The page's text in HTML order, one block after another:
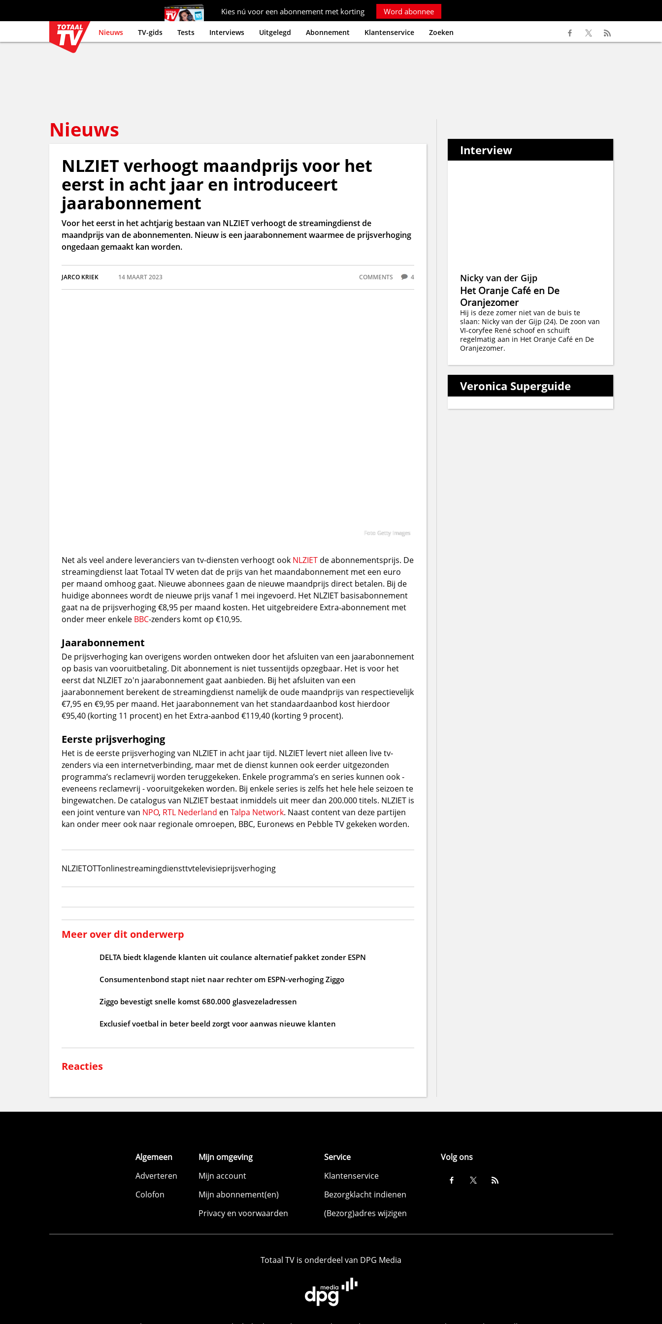
Kies nú voor een abonnement met korting Word abonnee
Nieuws TV-gids Tests Interviews Uitgelegd Abonnement Klantenservice Zoeken
Nieuws
NLZIET verhoogt maandprijs voor het
eerst in acht jaar en introduceert
jaarabonnement
Voor het eerst in het achtjarig bestaan van NLZIET verhoogt de streamingdienst de
maandprijs van de abonnementen. Nieuw is een jaarabonnement waarmee de prijsverhoging
ongedaan gemaakt kan worden.
JARCO KRIEK 14 MAART 2023 COMMENTS 4
Foto Getty Images
Net als veel andere leveranciers van tv-diensten verhoogt ook NLZIETde abonnementsprijs. De
streamingdienst laat Totaal TV weten dat de prijs van het maandabonnement met een euro
per maand omhoog gaat. Nieuwe abonnees gaan de nieuwe maandprijs direct betalen. Bij de
huidige abonnees wordt de nieuwe prijs vanaf 1 mei ingevoerd. Het NLZIET basisabonnement
gaat na de prijsverhoging €8,95 per maand kosten. Het uitgebreidere Extra-abonnement met
onder meer enkele BBC-zenders komt op €10,95.
Jaarabonnement
De prijsverhoging kan overigens worden ontweken door het afsluiten van een jaarabonnement
op basis van vooruitbetaling. Dit abonnement is niet tussentijds opzegbaar. Het is voor het
eerst dat NLZIET zo'n jaarabonnement gaat aanbieden. Bij het afsluiten van een
jaarabonnement berekent de streamingdienst namelijk de oude maandprijs van respectievelijk
€7,95 en €9,95 per maand. Het jaarabonnement van het standaardaanbod kost hierdoor
€95,40 (korting 11 procent) en het Extra-aanbod €119,40 (korting 9 procent).
Eerste prijsverhoging
Het is de eerste prijsverhoging van NLZIET in acht jaar tijd. NLZIET levert niet alleen live tv-
zenders via een internetverbinding, maar met de dienst kunnen ook eerder uitgezonden
programma’s reclamevrij worden teruggekeken. Enkele programma’s en series kunnen ook -
eveneens reclamevrij - vooruitgekeken worden. Bij enkele series is zelfs het hele hele seizoen te
bingewatchen. De catalogus van NLZIET bestaat inmiddels uit meer dan 200.000 titels. NLZIET is
een joint venture van NPO, RTL Nederland en Talpa Network. Naast content van deze partijen
kan onder meer ook naar regionale omroepen, BBC, Euronews en Pebble TV gekeken worden.
NLZIETOTTonlinestreamingdiensttvtelevisieprijsverhoging
Meer over dit onderwerp
DELTA biedt klagende klanten uit coulance alternatief pakket zonder ESPN
Consumentenbond stapt niet naar rechter om ESPN-verhoging Ziggo
Ziggo bevestigt snelle komst 680.000 glasvezeladressen
Exclusief voetbal in beter beeld zorgt voor aanwas nieuwe klanten
Reacties
Interview
Nicky van der Gijp
Het Oranje Café en De
Oranjezomer
Hij is deze zomer niet van de buis te
slaan: Nicky van der Gijp (24). De zoon van
VI-coryfee René schoof en schuift
regelmatig aan in Het Oranje Café en De
Oranjezomer.
Veronica Superguide
Algemeen
Adverteren
Colofon
Mijn omgeving
Mijn account
Mijn abonnement(en)
Privacy en voorwaarden
Service
Klantenservice
Bezorgklacht indienen
(Bezorg)adres wijzigen
Volg ons
Totaal TV is onderdeel van DPG Media